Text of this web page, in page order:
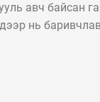
авч байсан
нь